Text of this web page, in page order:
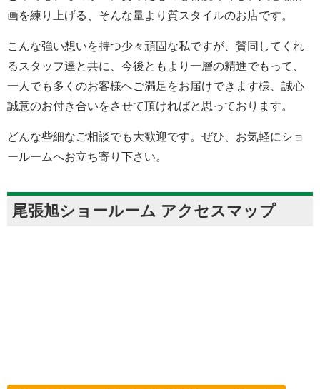
画を練り上げる、そんな量より質スタイルのお店です。
こんな強い想いを持つ少々頑固な私ですが、賛同してくれ
るスタッフ達と共に、今後ともより一層の精進でもって、
一人でも多くのお客様へご満足をお届けできます様、誠心
誠意のお付き合いをさせて頂ければと思っております。
どんな些細なご相談でも大歓迎です。ぜひ、お気軽にショ
ールームへお立ち寄り下さい。
尾張旭ショールーム アクセスマップ